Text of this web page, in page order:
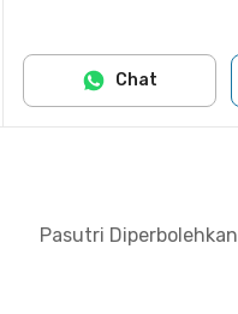
Chat
Pasutri Diperbolehkan